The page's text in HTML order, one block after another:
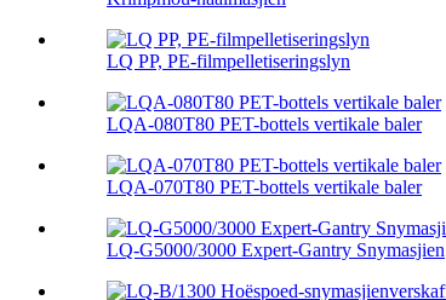
LQ PP, PE-filmpelletiseringslyn
LQA-080T80 PET-bottels vertikale baler
LQA-070T80 PET-bottels vertikale baler
LQ-G5000/3000 Expert-Gantry Snymasjien